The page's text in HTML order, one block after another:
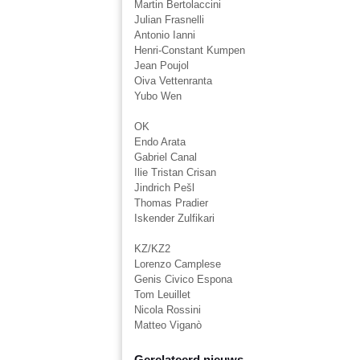
Martin Bertolaccini
Julian Frasnelli
Antonio Ianni
Henri-Constant Kumpen
Jean Poujol
Oiva Vettenranta
Yubo Wen
OK
Endo Arata
Gabriel Canal
Ilie Tristan Crisan
Jindrich Pešl
Thomas Pradier
Iskender Zulfikari
KZ/KZ2
Lorenzo Camplese
Genis Civico Espona
Tom Leuillet
Nicola Rossini
Matteo Viganò